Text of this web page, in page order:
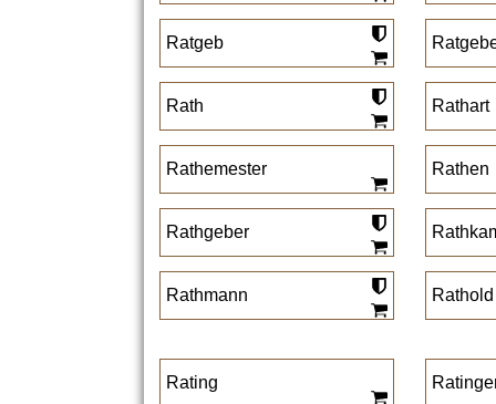
Ratgeb
Rath Rathart
Rathemester Rathen
Rathgeber
Rathmann Rathold
Rating